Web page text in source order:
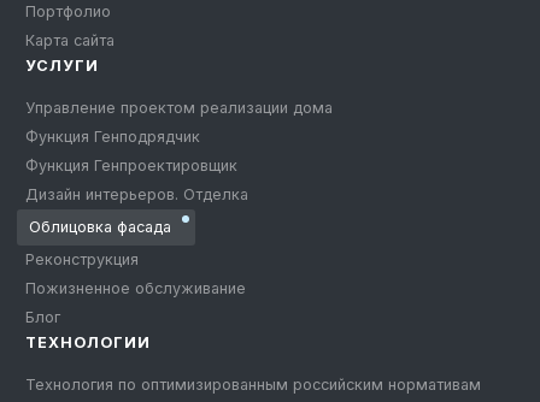
Портфолио
Карта сайта
УСЛУГИ
Управление проектом реализации дома
Функция Генподрядчик
Функция Генпроектировщик
Дизайн интерьеров. Отделка
Облицовка фасада
Реконструкция
Пожизненное обслуживание
Блог
ТЕХНОЛОГИИ
Технология по оптимизированным российским нормативам